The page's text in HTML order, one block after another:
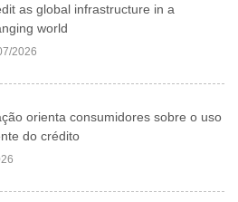
as global infrastructure in a
world
2026
orienta consumidores sobre o uso
do crédito